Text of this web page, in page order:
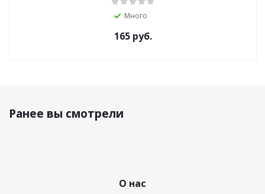
Много
165 руб.
Ранее вы смотрели
О нас